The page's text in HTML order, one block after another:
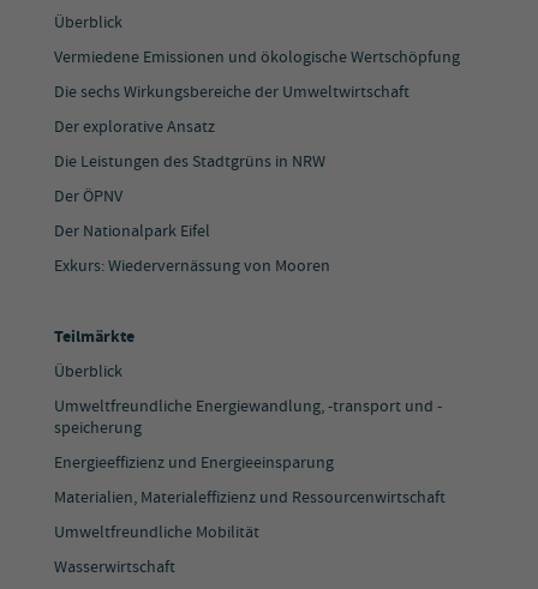
Überblick
Vermiedene Emissionen und ökologische Wertschöpfung
Die sechs Wirkungsbereiche der Umweltwirtschaft
Der explorative Ansatz
Die Leistungen des Stadtgrüns in NRW
Der ÖPNV
Der Nationalpark Eifel
Exkurs: Wiedervernässung von Mooren
Teilmärkte
Überblick
Umweltfreundliche Energiewandlung, -transport und -
speicherung
Energieeffizienz und Energieeinsparung
Materialien, Materialeffizienz und Ressourcenwirtschaft
Umweltfreundliche Mobilität
Wasserwirtschaft